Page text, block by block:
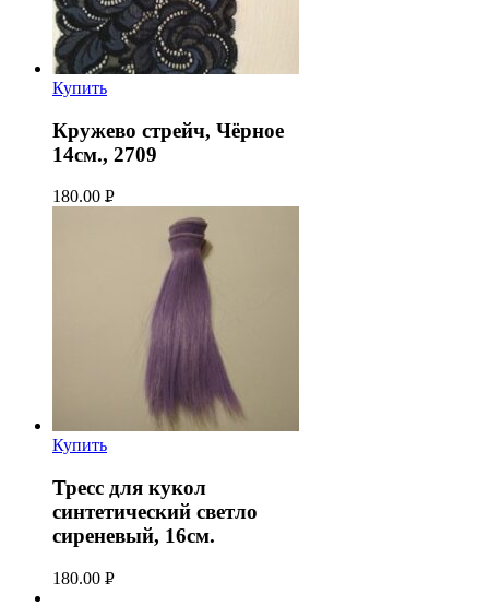
Купить
Кружево стрейч, Чёрное
14см., 2709
180.00 Р
Купить
Тресс для кукол
синтетический светло
сиреневый, 16см.
180.00 Р